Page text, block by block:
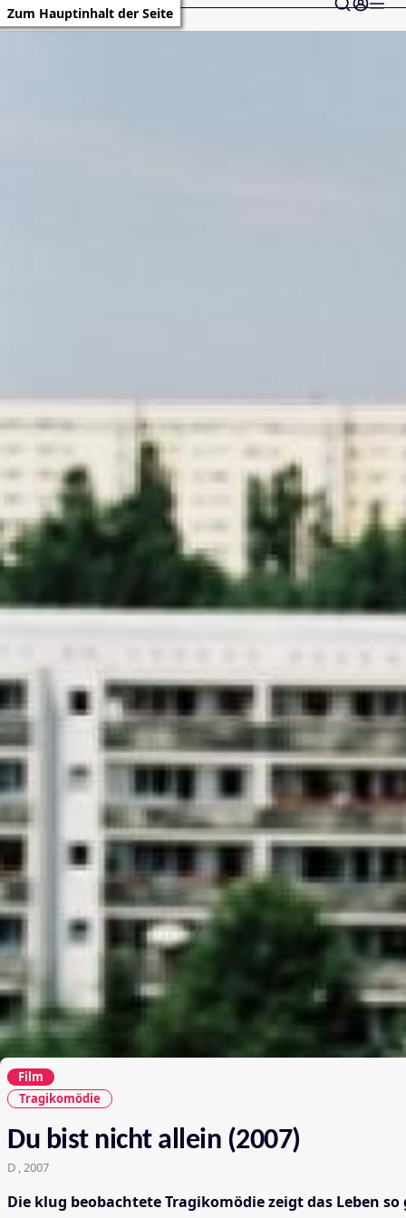
Zum Hauptinhalt der Seite
Film
Tragikomödie
Du bist nicht allein (2007)
D , 2007
Die klug beobachtete Tragikomödie zeigt das Leben